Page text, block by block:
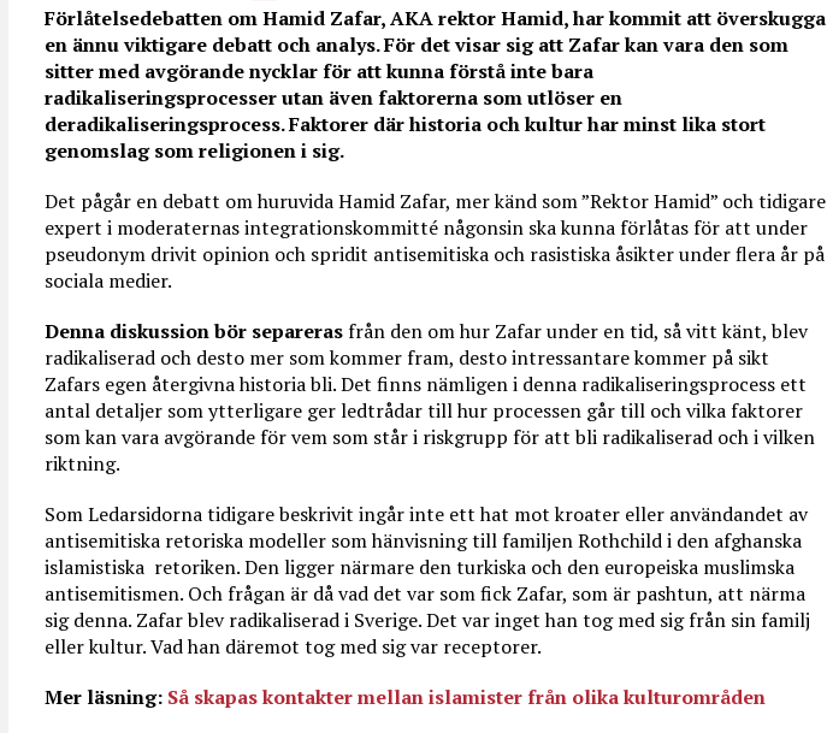
Förlåtelsedebatten om Hamid Zafar, AKA rektor Hamid, har kommit att överskugga
en ännu viktigare debatt och analys. För det visar sig att Zafar kan vara den som
sitter med avgörande nycklar för att kunna förstå inte bara
radikaliseringsprocesser utan även faktorerna som utlöser en
deradikaliseringsprocess. Faktorer där historia och kultur har minst lika stort
genomslag som religionen i sig.
Det pågår en debatt om huruvida Hamid Zafar, mer känd som ”Rektor Hamid” och tidigare
expert i moderaternas integrationskommitté någonsin ska kunna förlåtas för att under
pseudonym drivit opinion och spridit antisemitiska och rasistiska åsikter under flera år på
sociala medier.
Denna diskussion bör separerasfrån den om hur Zafar under en tid, så vitt känt, blev
radikaliserad och desto mer som kommer fram, desto intressantare kommer på sikt
Zafars egen återgivna historia bli. Det finns nämligen i denna radikaliseringsprocess ett
antal detaljer som ytterligare ger ledtrådar till hur processen går till och vilka faktorer
som kan vara avgörande för vem som står i riskgrupp för att bli radikaliserad och i vilken
riktning.
Som Ledarsidorna tidigare beskrivit ingår inte ett hat mot kroater eller användandet av
antisemitiska retoriska modeller som hänvisning till familjen Rothchild i den afghanska
islamistiska retoriken. Den ligger närmare den turkiska och den europeiska muslimska
antisemitismen. Och frågan är då vad det var som fick Zafar, som är pashtun, att närma
sig denna. Zafar blev radikaliserad i Sverige. Det var inget han tog med sig från sin familj
eller kultur. Vad han däremot tog med sig var receptorer.
Mer läsning: Så skapas kontakter mellan islamister från olika kulturområden